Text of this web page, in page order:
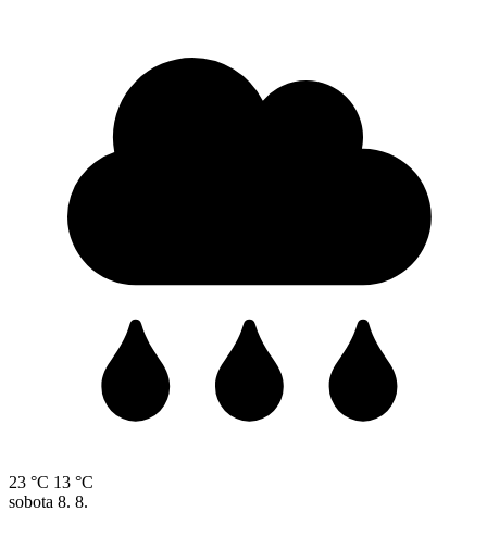
23 °C 13 °C
sobota 8. 8.